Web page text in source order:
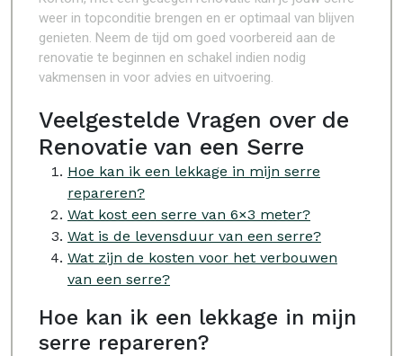
weer in topconditie brengen en er optimaal van blijven
genieten. Neem de tijd om goed voorbereid aan de
renovatie te beginnen en schakel indien nodig
vakmensen in voor advies en uitvoering.
Veelgestelde Vragen over de
Renovatie van een Serre
Hoe kan ik een lekkage in mijn serre
repareren?
Wat kost een serre van 6×3 meter?
Wat is de levensduur van een serre?
Wat zijn de kosten voor het verbouwen
van een serre?
Hoe kan ik een lekkage in mijn
serre repareren?